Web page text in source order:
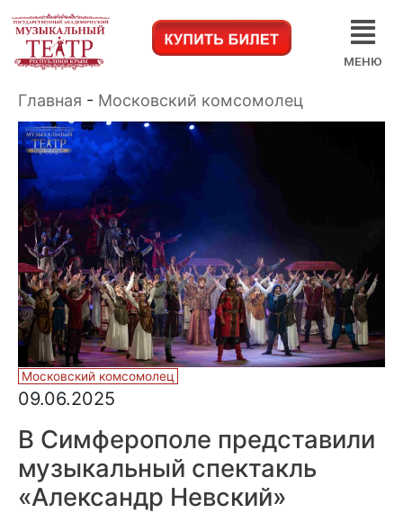
МЕНЮ
Главная - Московский комсомолец
Московский комсомолец
09.06.2025
В Симферополе представили
музыкальный спектакль
«Александр Невский»